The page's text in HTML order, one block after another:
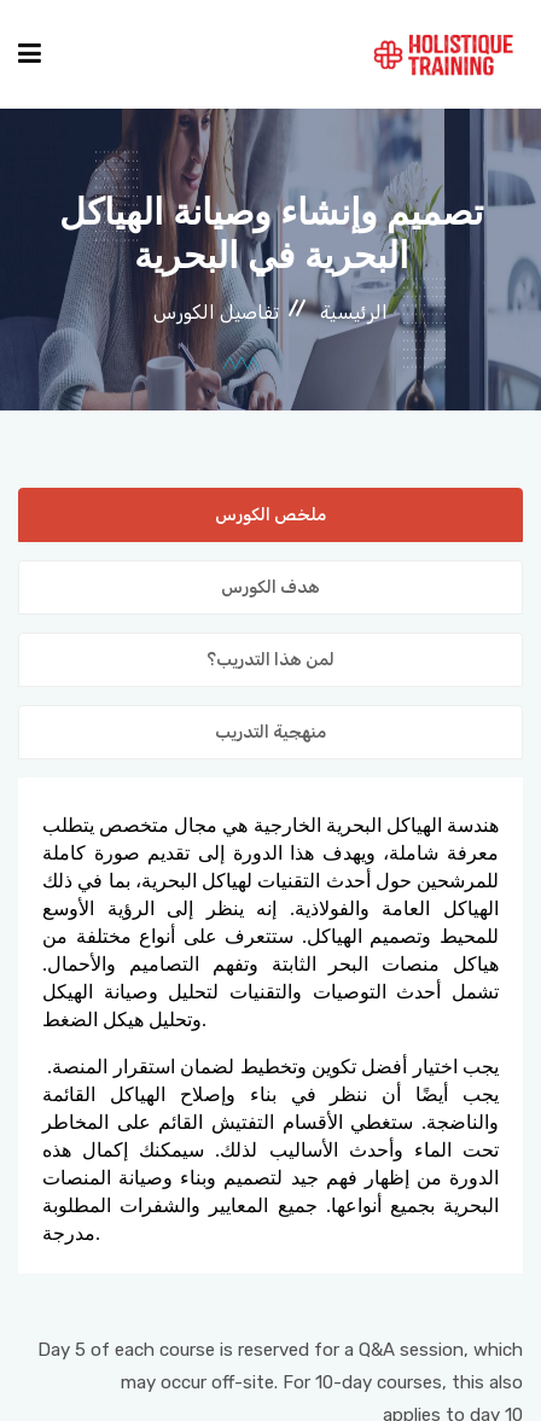
دليل الدورات
التصنيفات
أنماط الكورسات
تصميم وإنشاء وصيانة الهياكل
البحرية في البحرية
الرئيسية تفاصيل الكورس
ملخص الكورس
هدف الكورس
لمن هذا التدريب؟
منهجية التدريب
هندسة الهياكل البحرية الخارجية هي مجال متخصص يتطلب
معرفة شاملة، ويهدف هذا الدورة إلى تقديم صورة كاملة
للمرشحين حول أحدث التقنيات لهياكل البحرية، بما في ذلك
الهياكل العامة والفولاذية. إنه ينظر إلى الرؤية الأوسع
للمحيط وتصميم الهياكل. ستتعرف على أنواع مختلفة من
هياكل منصات البحر الثابتة وتفهم التصاميم والأحمال.
تشمل أحدث التوصيات والتقنيات لتحليل وصيانة الهيكل
وتحليل هيكل الضغط.
يجب أيضًا أن ننظر في بناء وإصلاح الهياكل القائمة
والناضجة. ستغطي الأقسام التفتيش القائم على المخاطر
تحت الماء وأحدث الأساليب لذلك. سيمكنك إكمال هذه
الدورة من إظهار فهم جيد لتصميم وبناء وصيانة المنصات
البحرية بجميع أنواعها. جميع المعايير والشفرات المطلوبة
مدرجة.
Day 5 of each course is reserved for a Q&A session, which
may occur off-site. For 10-day courses, this also
applies to day 10